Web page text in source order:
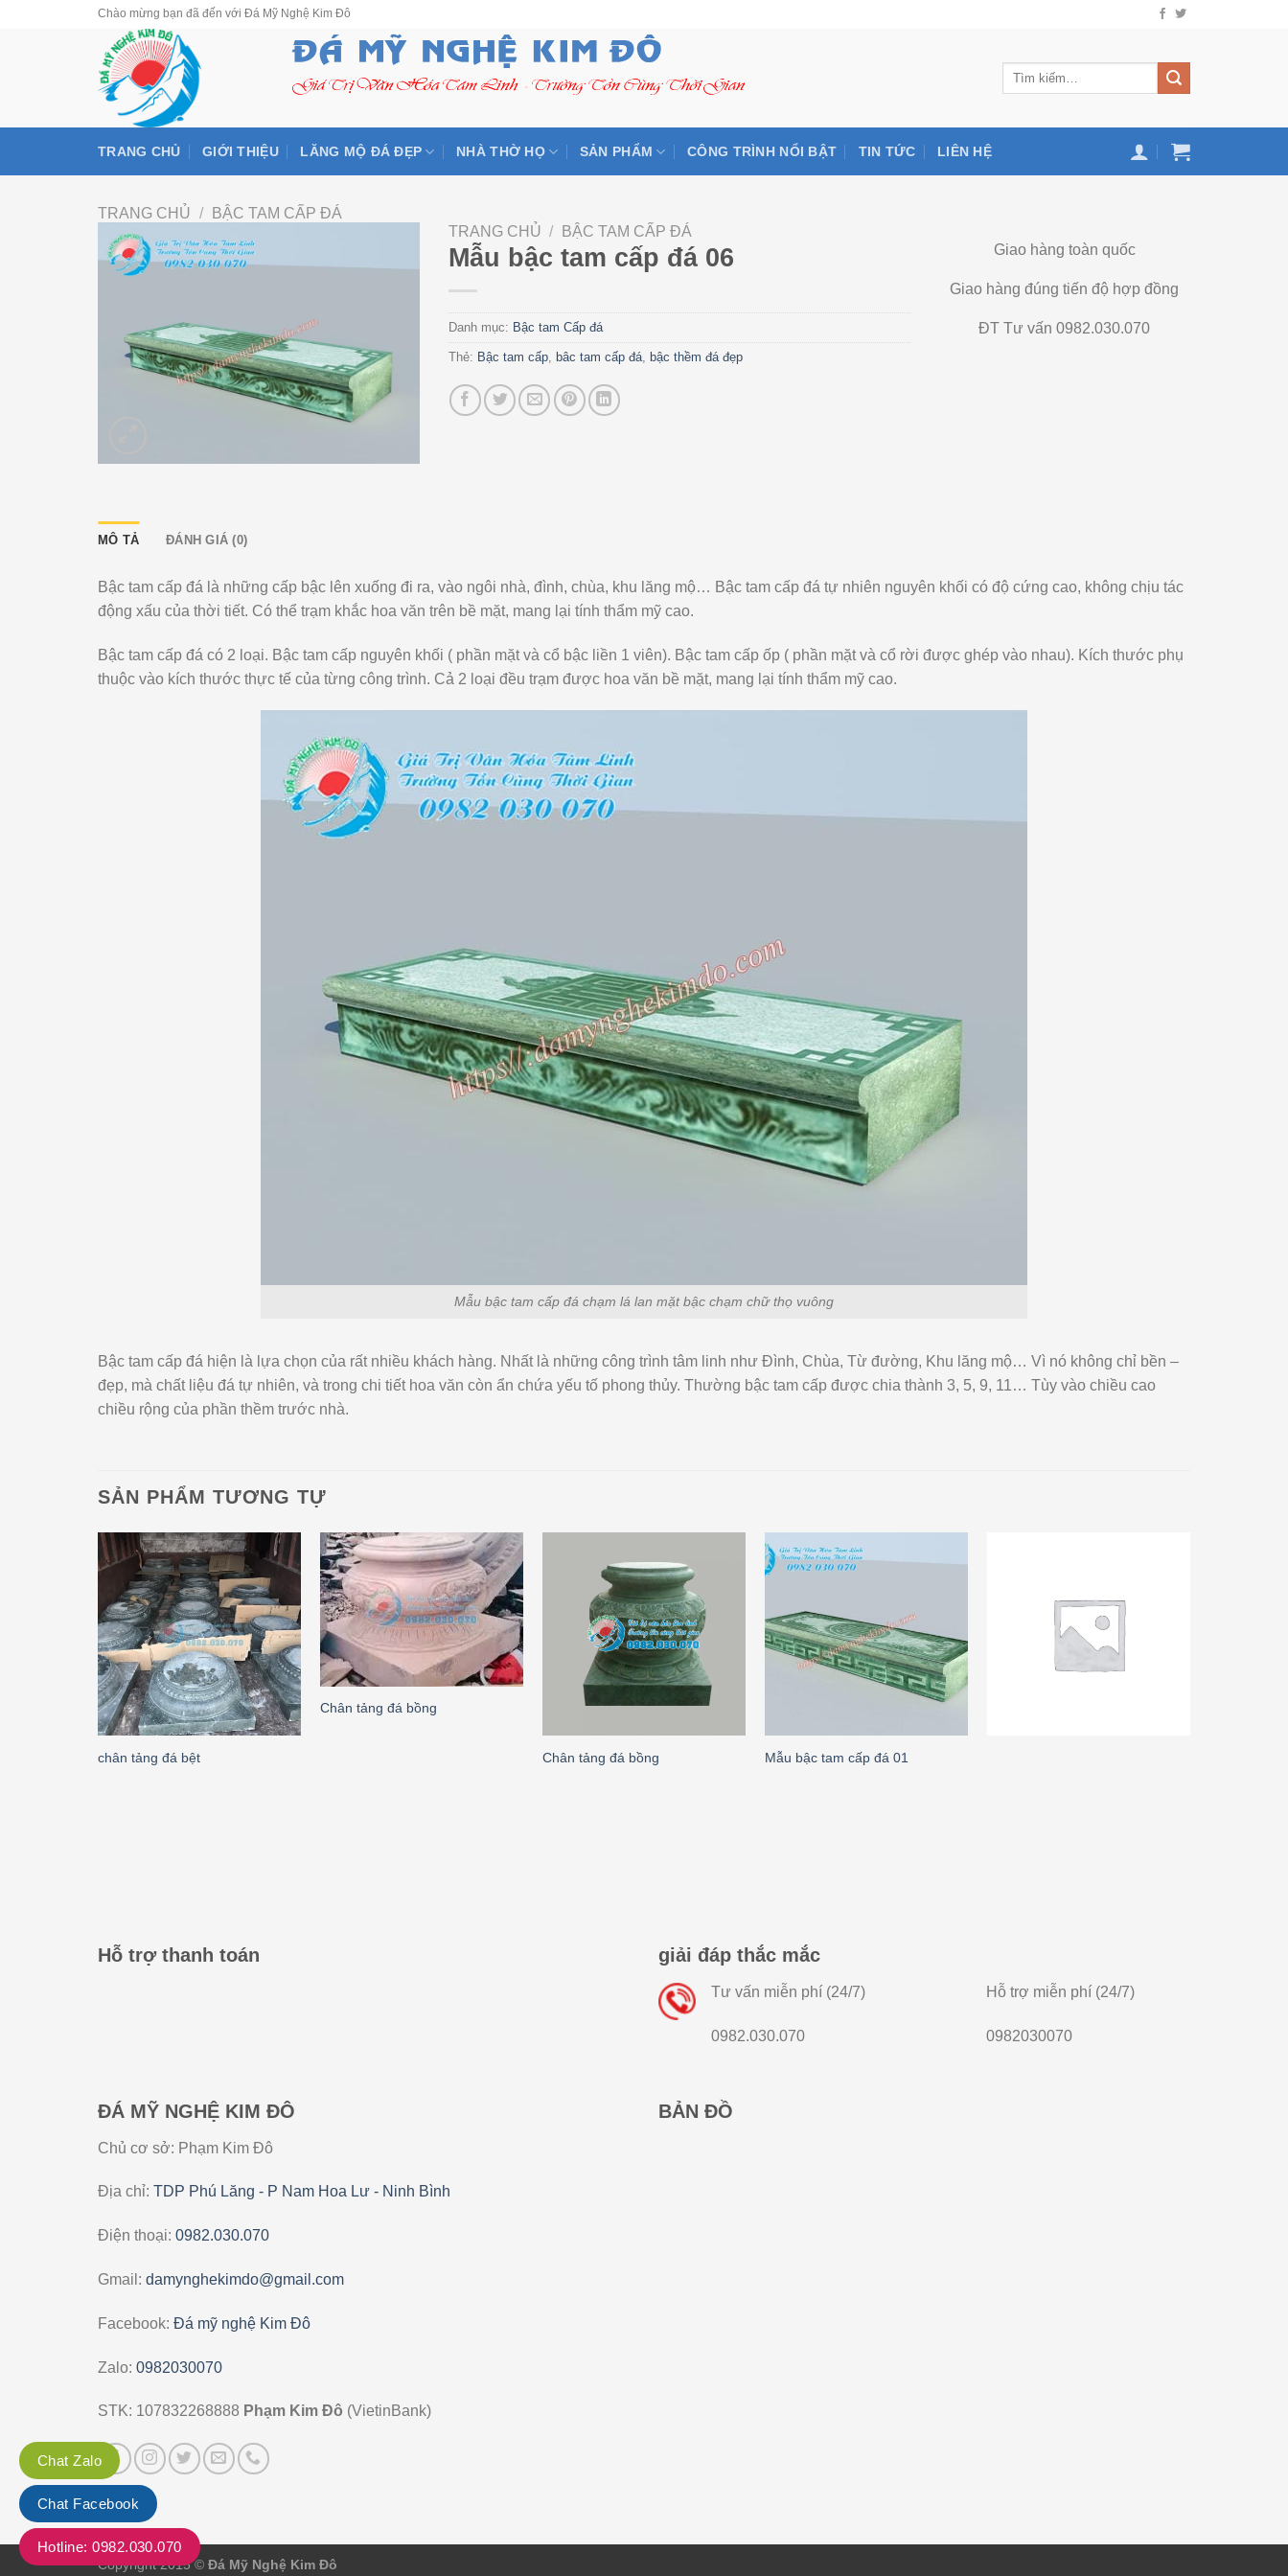
Chào mừng bạn đã đến với Đá Mỹ Nghệ Kim Đô
TRANG CHỦ GIỚI THIỆU LĂNG MỘ ĐÁ ĐẸP NHÀ THỜ HỌ SẢN PHẨM CÔNG TRÌNH NỔI BẬT TIN TỨC LIÊN HỆ
TRANG CHỦ /
BẬC TAM CẤP ĐÁ
TRANG CHỦ / BẬC TAM CẤP ĐÁ
Mẫu bậc tam cấp đá 06
Danh mục: Bậc tam Cấp đá
Thẻ: Bậc tam cấp, bâc tam cấp đá, bậc thềm đá đẹp
Giao hàng toàn quốc
Giao hàng đúng tiến độ hợp đồng
ĐT Tư vấn 0982.030.070
MÔ TẢ ĐÁNH GIÁ (0)
Bậc tam cấp đá là những cấp bậc lên xuống đi ra, vào ngôi nhà, đình, chùa, khu lăng mộ… Bậc tam cấp đá tự nhiên nguyên khối có độ cứng cao, không chịu tác
động xấu của thời tiết. Có thể trạm khắc hoa văn trên bề mặt, mang lại tính thẩm mỹ cao.
Bậc tam cấp đá có 2 loại. Bậc tam cấp nguyên khối ( phần mặt và cổ bậc liền 1 viên). Bậc tam cấp ốp ( phần mặt và cổ rời được ghép vào nhau). Kích thước phụ
thuộc vào kích thước thực tế của từng công trình. Cả 2 loại đều trạm được hoa văn bề mặt, mang lại tính thẩm mỹ cao.
Mẫu bậc tam cấp đá chạm lá lan mặt bậc chạm chữ thọ vuông
Bậc tam cấp đá hiện là lựa chọn của rất nhiều khách hàng. Nhất là những công trình tâm linh như Đình, Chùa, Từ đường, Khu lăng mộ… Vì nó không chỉ bền –
đẹp, mà chất liệu đá tự nhiên, và trong chi tiết hoa văn còn ẩn chứa yếu tố phong thủy. Thường bậc tam cấp được chia thành 3, 5, 9, 11… Tùy vào chiều cao
chiều rộng của phần thềm trước nhà.
SẢN PHẨM TƯƠNG TỰ
chân tảng đá bệt
Chân tảng đá bồng
Chân tảng đá bồng Mẫu bậc tam cấp đá 01
Hỗ trợ thanh toán giải đáp thắc mắc
Tư vấn miễn phí (24/7)
0982.030.070
Hỗ trợ miễn phí (24/7)
0982030070
ĐÁ MỸ NGHỆ KIM ĐÔ
Chủ cơ sở: Phạm Kim Đô
Địa chỉ: TDP Phú Lăng - P Nam Hoa Lư - Ninh Bình
Điện thoại: 0982.030.070
Gmail: damynghekimdo@gmail.com
Facebook: Đá mỹ nghệ Kim Đô
Zalo: 0982030070
STK: 107832268888 Phạm Kim Đô (VietinBank)
BẢN ĐỒ
Copyright 2015 © Đá Mỹ Nghệ Kim Đô
Chat Zalo
Chat Facebook
Hotline: 0982.030.070